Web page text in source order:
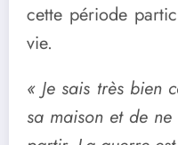
cette période
vie.
« Je sais très bien
sa maison et de